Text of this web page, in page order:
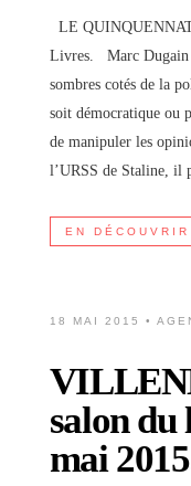
LE
Livres. Marc Dugain
sombres cotés de la
soit démocratique ou
de manipuler les
l’URSS de Staline, il
EN
18 MAI 2015 •
salon du
mai